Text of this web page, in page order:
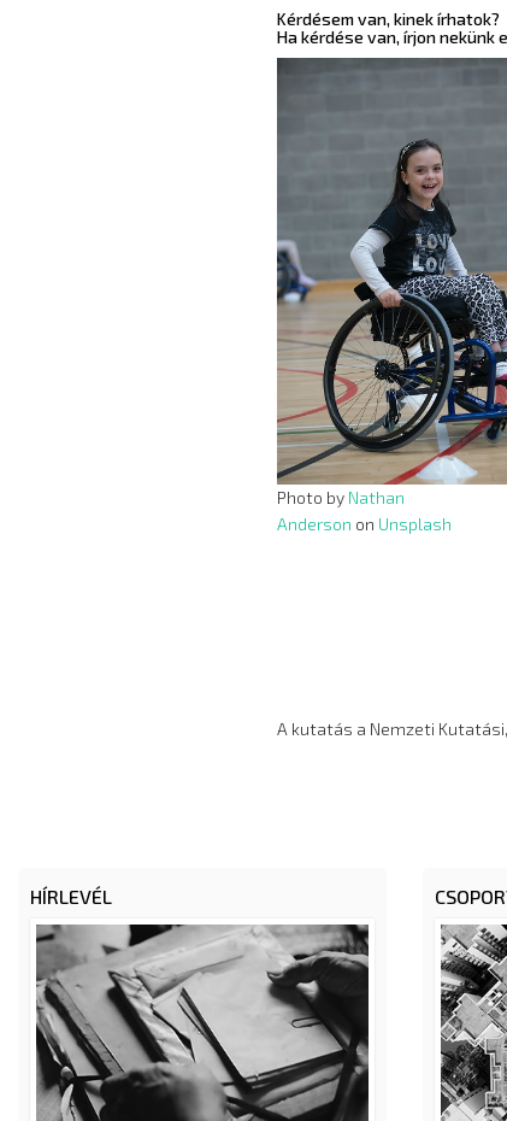
Kérdésem van, kinek írhatok?
Ha kérdése van, írjon nekünk
Photo by Nathan
Anderson on Unsplash
A kutatás a Nemzeti
HÍRLEVÉL